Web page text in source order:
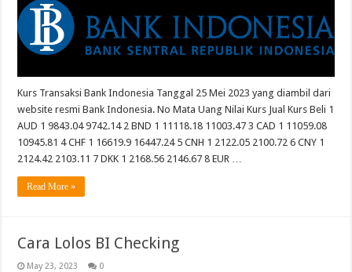
Kurs Transaksi Bank Indonesia Tanggal 25 Mei 2023 yang diambil dari
website resmi Bank Indonesia. No Mata Uang Nilai Kurs Jual Kurs Beli 1
AUD 1 9843.04 9742.14 2 BND 1 11118.18 11003.47 3 CAD 1 11059.08
10945.81 4 CHF 1 16619.9 16447.24 5 CNH 1 2122.05 2100.72 6 CNY 1
2124.42 2103.11 7 DKK 1 2168.56 2146.67 8 EUR …
Read More »
Cara Lolos BI Checking
May 23, 2023 0